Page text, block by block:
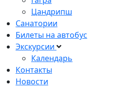
Цандрипш
Санатории
Билеты на автобус
Экскурсии
Календарь
Контакты
Новости